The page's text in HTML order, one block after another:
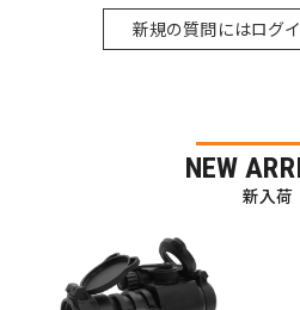
新規の質問にはログ
NEW
新入荷